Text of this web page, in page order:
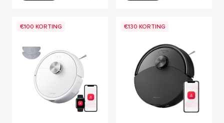
€100 KORTING €130 KORTING